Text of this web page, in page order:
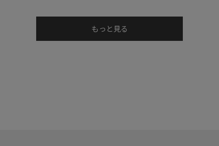
全体にツートンに仕上げた、今季マグナーニの代表モデル。
もっと見る